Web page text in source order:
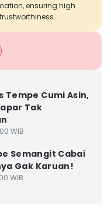
ensuring high
Tempe Cumi Asin,
Tak
WIB
Semangit Cabai
Gak Karuan!
WIB